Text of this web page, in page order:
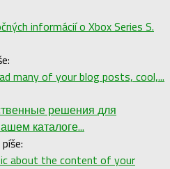
informácií o Xbox Series S.
many of your blog posts, cool,...
решения для
каталоге...
about the content of your